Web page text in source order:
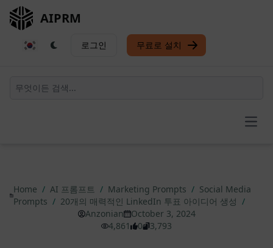
AIPRM
로그인 무료로 설치
Home / AI 프롬프트 / Marketing Prompts / Social Media
Prompts / 20개의 매력적인 LinkedIn 투표 아이디어 생성 /
Anzonian
October 3, 2024
4,861
0 3,793